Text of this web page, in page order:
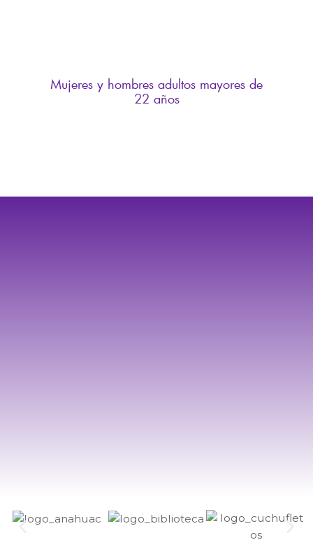
Mujeres y hombres adultos mayores de
22 años